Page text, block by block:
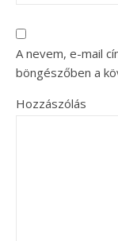
A nevem, e-mail
böngészőben a
Hozzászólás